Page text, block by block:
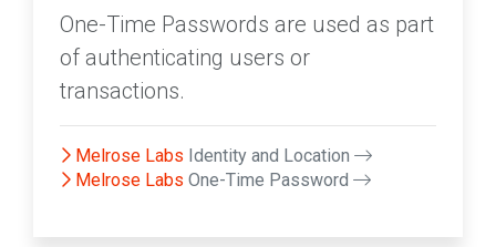
One-Time Passwords are used as part
of authenticating users or
transactions.
Melrose Labs Identity and Location
Melrose Labs One-Time Password